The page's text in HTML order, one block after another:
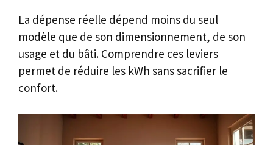
La dépense réelle dépend moins du seul
modèle que de son dimensionnement, de son
usage et du bâti. Comprendre ces leviers
permet de réduire les kWh sans sacrifier le
confort.